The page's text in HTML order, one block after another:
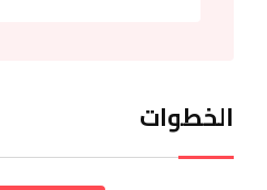
الخطوات